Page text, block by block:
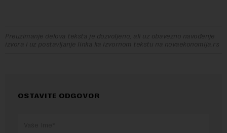
Preuzimanje delova teksta je dozvoljeno, ali uz obavezno navođenje
izvora i uz postavljanje linka ka izvornom tekstu na novaekonomija.rs
OSTAVITE ODGOVOR